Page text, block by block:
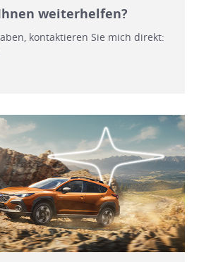
weiterhelfen?
kontaktieren Sie mich direkt: